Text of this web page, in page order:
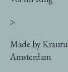
>
Made by
Amsterdam